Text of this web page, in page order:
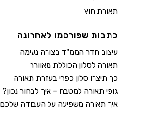
תאורת חוץ
כתבות שפורסמו לאחרונה
עיצוב חדר הממ"ד בצורה נעימה
תאורה לסלון הכוללת מאוורר
כך תיצרו סלון כפרי בעזרת תאורה
גופי תאורה למטבח – איך לבחור נכון?
איך תאורה משפיעה על העבודה שלכם